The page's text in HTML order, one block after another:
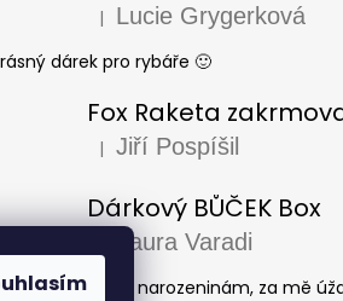
Hodnocení produktu je 5 z 5
| Lucie Grygerková
dárek pro rybáře 🙂
Hodnocení produktu je 5 z 5
| Jiří Pospíšil
Dárkový BŮČEK Box
Hodnocení produktu je 5 z 5
Laura Varadi
pro dědu k narozeninám, za mě